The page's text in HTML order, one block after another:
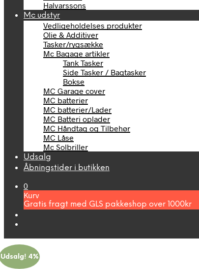
Halvarssons
Mc udstyr
Vedligeholdelses produkter
Olie & Additiver
Tasker/rygsække
Mc Bagage artikler
Tank Tasker
Side Tasker / Bagtasker
Bokse
MC Garage cover
MC batterier
MC batterier/Lader
MC Batteri oplader
MC Håndtag og Tilbehør
MC Låse
Mc Solbriller
Udsalg
Åbningstider i butikken
0
Kurv
Gratis fragt med GLS pakkeshop over 1000kr
Udsalg! 4%